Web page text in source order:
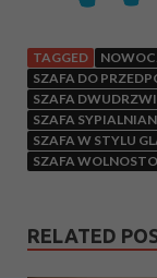
TAGGED
SZAFA DO
SZAFA
SZAFA
SZAFA W STYLU
SZAFA
RELATED